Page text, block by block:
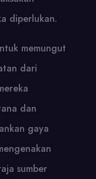
diperlukan.
memungut
dari
dan
gaya
sumber